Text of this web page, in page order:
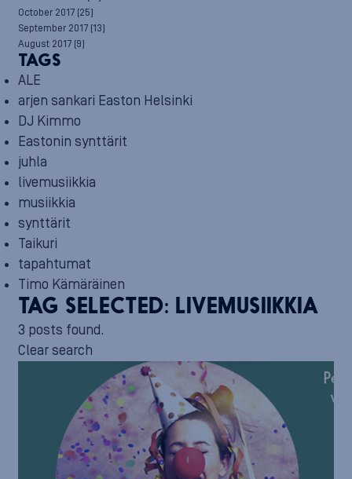
October 2017 (25)
September 2017 (13)
August 2017 (9)
TAGS
ALE
arjen sankari Easton Helsinki
DJ Kimmo
Eastonin synttärit
juhla
livemusiikkia
musiikkia
synttärit
Taikuri
tapahtumat
Timo Kämäräinen
TAG SELECTED: LIVEMUSIIKKIA
3 posts found.
Clear search